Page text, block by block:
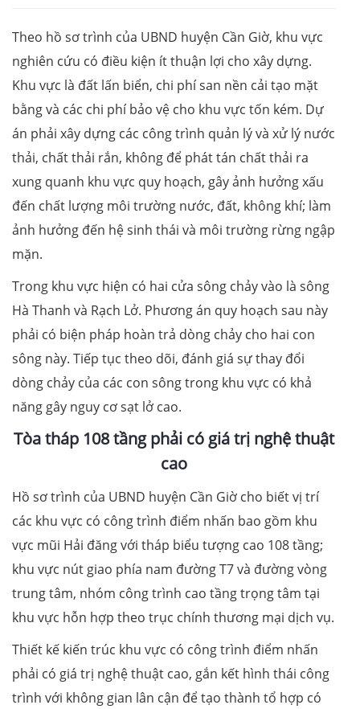
Theo hồ sơ trình của UBND huyện Cần Giờ, khu vực
nghiên cứu có điều kiện ít thuận lợi cho xây dựng.
Khu vực là đất lấn biển, chi phí san nền cải tạo mặt
bằng và các chi phí bảo vệ cho khu vực tốn kém. Dự
án phải xây dựng các công trình quản lý và xử lý nước
thải, chất thải rắn, không để phát tán chất thải ra
xung quanh khu vực quy hoạch, gây ảnh hưởng xấu
đến chất lượng môi trường nước, đất, không khí; làm
ảnh hưởng đến hệ sinh thái và môi trường rừng ngập
mặn.
Trong khu vực hiện có hai cửa sông chảy vào là sông
Hà Thanh và Rạch Lở. Phương án quy hoạch sau này
phải có biện pháp hoàn trả dòng chảy cho hai con
sông này. Tiếp tục theo dõi, đánh giá sự thay đổi
dòng chảy của các con sông trong khu vực có khả
năng gây nguy cơ sạt lở cao.
Tòa tháp 108 tầng phải có giá trị nghệ thuật
cao
Hồ sơ trình của UBND huyện Cần Giờ cho biết vị trí
các khu vực có công trình điểm nhấn bao gồm khu
vực mũi Hải đăng với tháp biểu tượng cao 108 tầng;
khu vực nút giao phía nam đường T7 và đường vòng
trung tâm, nhóm công trình cao tầng trọng tâm tại
khu vực hỗn hợp theo trục chính thương mại dịch vụ.
Thiết kế kiến trúc khu vực có công trình điểm nhấn
phải có giá trị nghệ thuật cao, gắn kết hình thái công
trình với không gian lân cận để tạo thành tổ hợp có